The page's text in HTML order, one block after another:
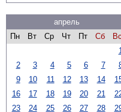
апрель
Пн
Вт Ср Чт Пт Сб
Вс
1
2
3 4 5 6 7
9
10 11 12 13 14
16
17 18 19 20 21
23
24 25 26 27 28